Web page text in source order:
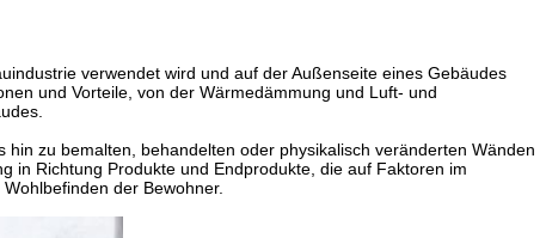
verwendet wird und auf der Außenseite eines Gebäudes
und Vorteile, von der Wärmedämmung und Luft- und
zu bemalten, behandelten oder physikalisch veränderten Wänden
in Richtung Produkte und Endprodukte, die auf Faktoren im
der Bewohner.